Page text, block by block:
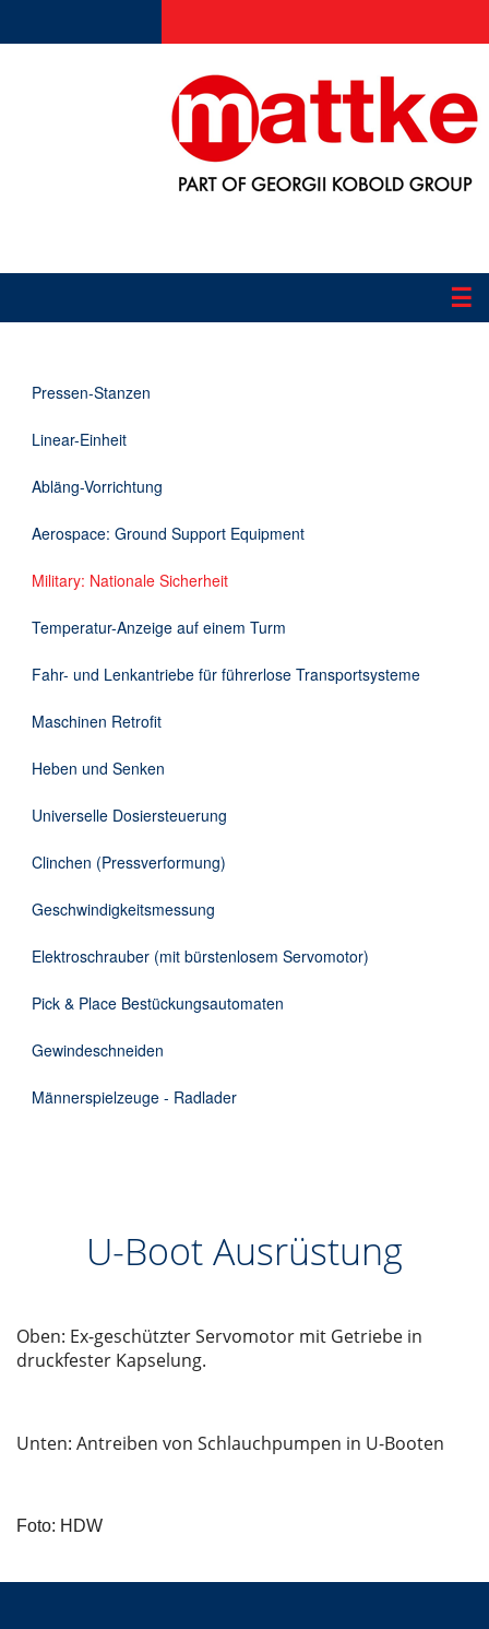
☰
Applikationen
Informationen
Downloads
Kontakt
Pressen-Stanzen
Linear-Einheit
Abläng-Vorrichtung
Aerospace: Ground Support Equipment
Military: Nationale Sicherheit
Temperatur-Anzeige auf einem Turm
Fahr- und Lenkantriebe für führerlose Transportsysteme
Maschinen Retrofit
Heben und Senken
Universelle Dosiersteuerung
Clinchen (Pressverformung)
Geschwindigkeitsmessung
Elektroschrauber (mit bürstenlosem Servomotor)
Pick & Place Bestückungsautomaten
Gewindeschneiden
Männerspielzeuge - Radlader
U-Boot Ausrüstung
Oben: Ex-geschützter Servomotor mit Getriebe in
druckfester Kapselung.
Unten: Antreiben von Schlauchpumpen in U-Booten
Foto: HDW